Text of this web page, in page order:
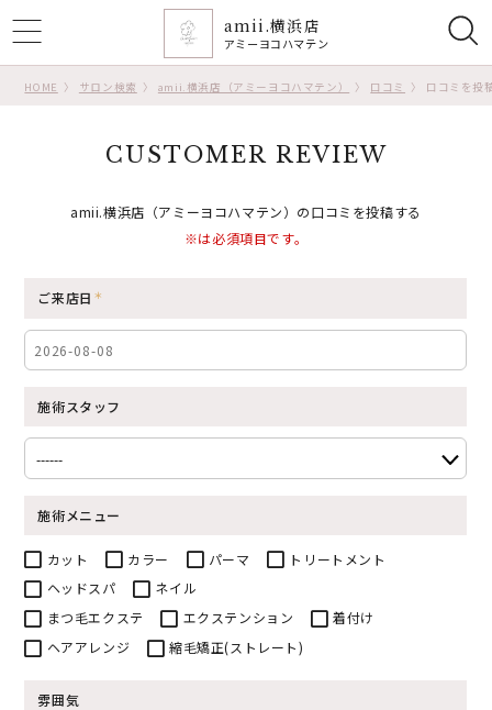
HOME サロン検索 amii.横浜店（アミーヨコハマテン） 口コミ 口コミを投
amii.横浜店
アミーヨコハマテン
CUSTOMER REVIEW
amii.横浜店（アミーヨコハマテン）の口コミを投稿する
※は必須項目です。
ご来店日
施術スタッフ
施術メニュー
カット カラー パーマ
トリートメント
ヘッドスパ
ネイル
まつ毛エクステ
エクステンション
着付け
ヘアアレンジ
縮毛矯正(ストレート)
雰囲気